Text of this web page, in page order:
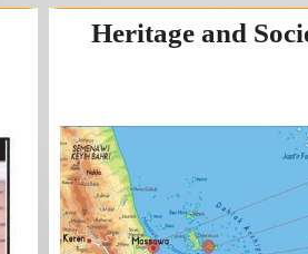
Heritage and